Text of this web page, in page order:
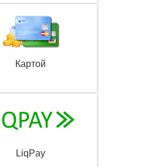
Картой
LiqPay